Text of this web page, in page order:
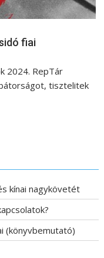
fiai
2024. RepTár
tisztelitek
kínai nagykövetét
(könyvbemutató)